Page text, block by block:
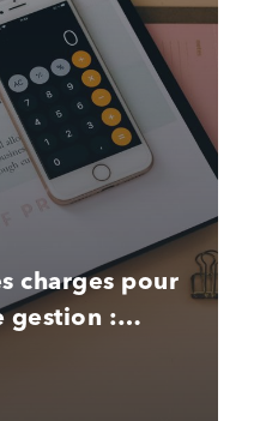
charges pour
gestion :